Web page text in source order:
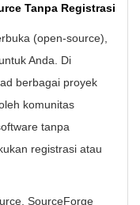
Tanpa Registrasi
(open-source),
Anda. Di
berbagai proyek
komunitas
tanpa
registrasi atau
SourceForge